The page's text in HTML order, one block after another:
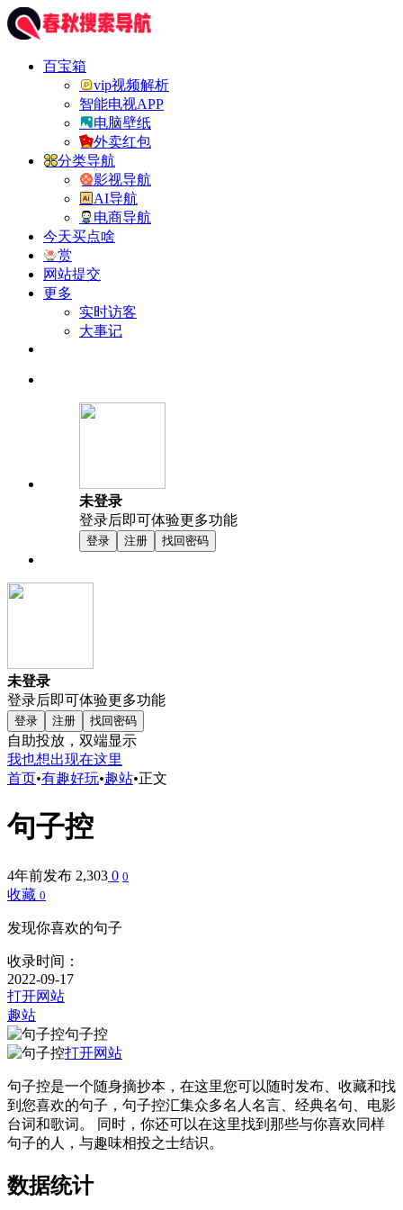
百宝箱
vip视频解析
智能电视APP
电脑壁纸
外卖红包
分类导航
影视导航
AI导航
电商导航
今天买点啥
赏
网站提交
更多
实时访客
大事记
未登录
登录后即可体验更多功能
登录 注册 找回密码
未登录
登录后即可体验更多功能
登录 注册 找回密码
自助投放，双端显示
我也想出现在这里
首页•有趣好玩•趣站•正文
句子控
4年前发布 2,303 0 0
收藏 0
发现你喜欢的句子
收录时间：
2022-09-17
打开网站
趣站
句子控
打开网站
句子控是一个随身摘抄本，在这里您可以随时发布、收藏和找
到您喜欢的句子，句子控汇集众多名人名言、经典名句、电影
台词和歌词。 同时，你还可以在这里找到那些与你喜欢同样
句子的人，与趣味相投之士结识。
数据统计